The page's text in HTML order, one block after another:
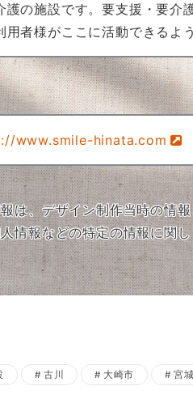
護の施設です。要支援・要介
用者様がここに活動できるよ
www.smile-hinata.com
は、デザイン制作当時の情
情報などの特定の情報に関
古川 大崎市 宮